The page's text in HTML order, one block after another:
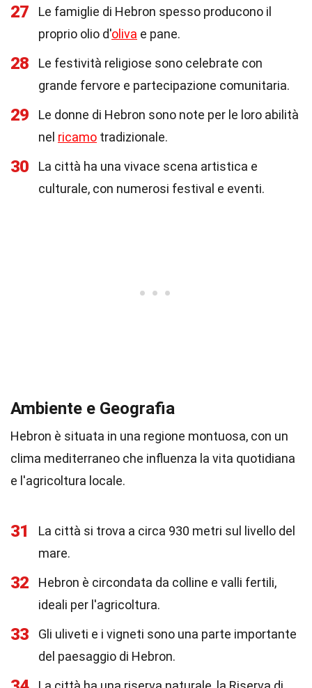
27
Le famiglie di Hebron spesso producono il
proprio olio d'oliva e pane.
28
Le festività religiose sono celebrate con
grande fervore e partecipazione comunitaria.
29
Le donne di Hebron sono note per le loro abilità
nel ricamo tradizionale.
30
La città ha una vivace scena artistica e
culturale, con numerosi festival e eventi.
Ambiente e Geografia
Hebron è situata in una regione montuosa, con un
clima mediterraneo che influenza la vita quotidiana
e l'agricoltura locale.
31
La città si trova a circa 930 metri sul livello del
mare.
32
Hebron è circondata da colline e valli fertili,
ideali per l'agricoltura.
33
Gli uliveti e i vigneti sono una parte importante
del paesaggio di Hebron.